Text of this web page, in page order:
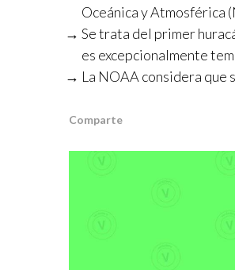
Oceánica y Atmosférica
Se trata del primer
es excepcionalmente
La NOAA considera que
Comparte